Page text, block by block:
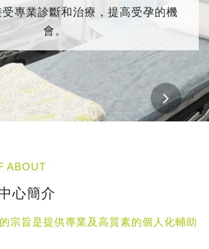
專業診斷和治療，提高受孕的機
會。
ABOUT
心簡介
宗旨是提供專業及高質素的個人化輔助